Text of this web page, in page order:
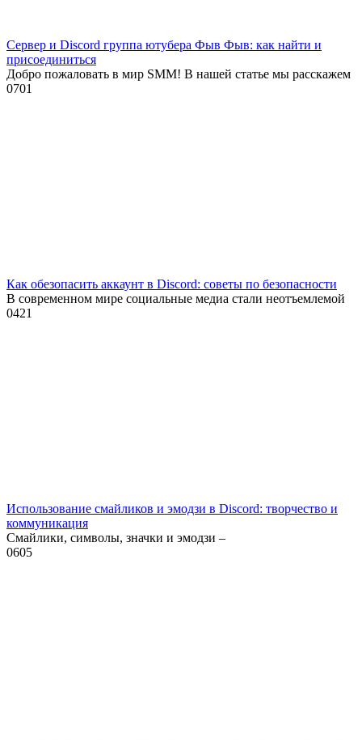
Сервер и Discord группа ютубера Фыв Фыв: как найти и
присоединиться
Добро пожаловать в мир SMM! В нашей статье мы расскажем
0701
Как обезопасить аккаунт в Discord: советы по безопасности
В современном мире социальные медиа стали неотъемлемой
0421
Использование смайликов и эмодзи в Discord: творчество и
коммуникация
Смайлики, символы, значки и эмодзи –
0605